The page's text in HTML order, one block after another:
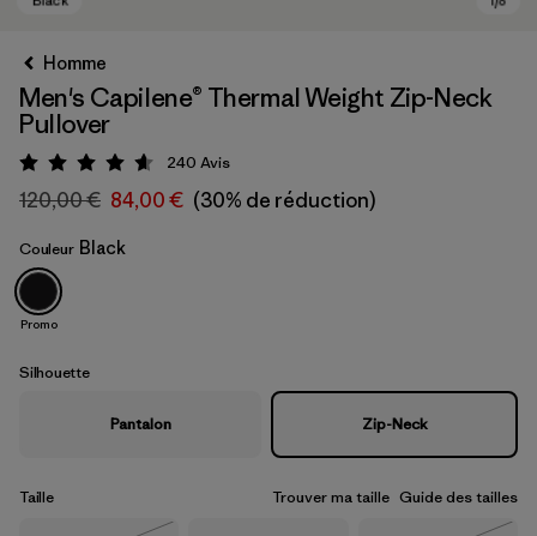
Black
Homme
Men's Capilene® Thermal Weight Zip-Neck
Pullover
Évaluation: 4.6 / 5
240 Avis
120,00 € 84,00 € (30% de réduction)
Couleur Black
Promo
Silhouette
Pantalon Zip-Neck
Taille Trouver ma taille Guide des tailles